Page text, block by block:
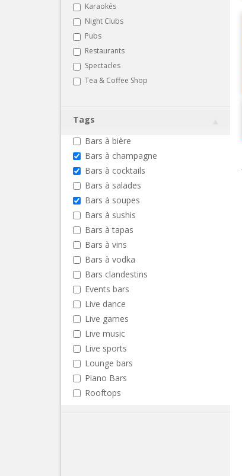
Karaokés
Night Clubs
Pubs
Restaurants
Spectacles
Tea & Coffee Shop
Tags
Bars à bière
Bars à champagne
Bars à cocktails
Bars à salades
Bars à soupes
Bars à sushis
Bars à tapas
Bars à vins
Bars à vodka
Bars clandestins
Events bars
Live dance
Live games
Live music
Live sports
Lounge bars
Piano Bars
Rooftops